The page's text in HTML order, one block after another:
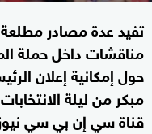
تفيد عدة مصادر
مناقشات داخل حملة
حول إمكانية إعلان
قناة سي إن بي سي نيوز